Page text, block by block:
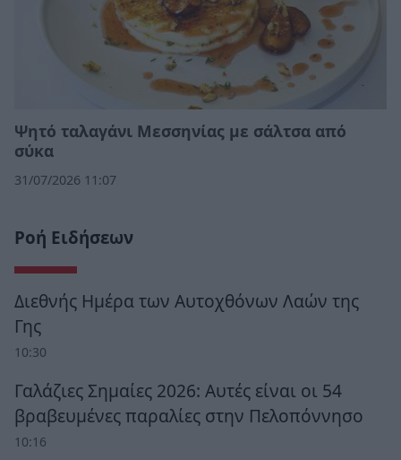
Ψητό ταλαγάνι Μεσσηνίας με σάλτσα από
σύκα
31/07/2026 11:07
Ροή Ειδήσεων
Διεθνής Ημέρα των Αυτοχθόνων Λαών της
Γης
10:30
Γαλάζιες Σημαίες 2026: Αυτές είναι οι 54
βραβευμένες παραλίες στην Πελοπόννησο
10:16